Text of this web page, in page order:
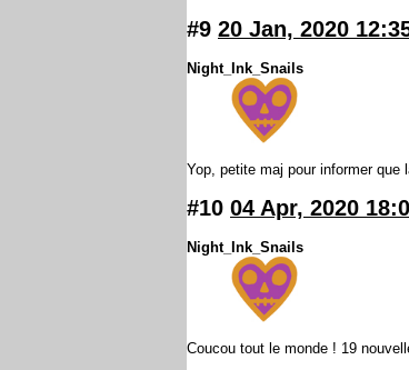
#9 20 Jan, 2020
Night_Ink_Snails
Yop, petite maj pour informer que
#10 04 Apr, 2020
Night_Ink_Snails
Coucou tout le monde ! 19